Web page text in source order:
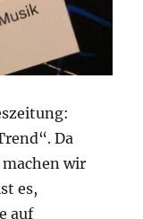
Da
wir
es,
auf